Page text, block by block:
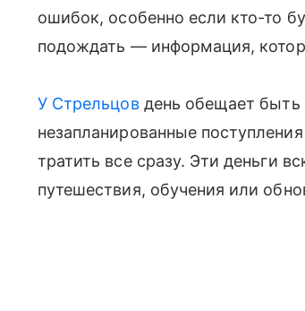
ошибок, особенно если кто-то
подождать — информация,
У Стрельцовдень обещает быть
незапланированные
тратить все сразу. Эти деньги
путешествия, обучения или